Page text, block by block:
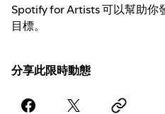
Spotify for Artists 可以幫助你
目標。
分享此限時動態